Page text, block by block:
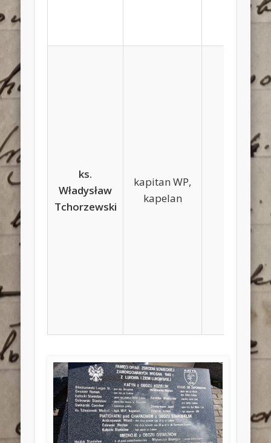
ks.
Władysław
Tchorzewski
kapitan WP,
kapelan